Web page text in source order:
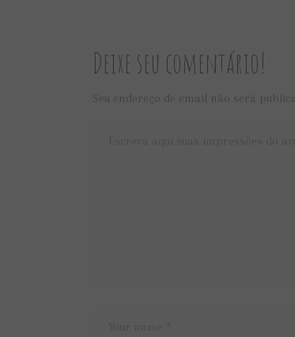
Deixe seu comentário!
Seu endereço de email não será